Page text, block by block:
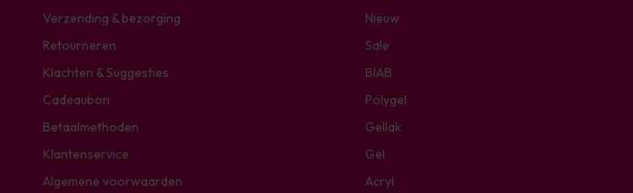
Verzending & bezorging
Retourneren
Klachten & Suggesties
Cadeaubon
Betaalmethoden
Klantenservice
Algemene voorwaarden
Nieuw
Sale
BIAB
Polygel
Gellak
Gel
Acryl